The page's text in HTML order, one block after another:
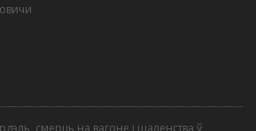
смерць на вагоне і шаленства ў